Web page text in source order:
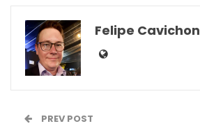
Felipe Cavichon
PREV POST